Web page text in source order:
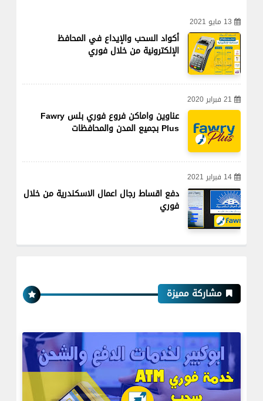
13 مايو 2021
أكواد السحب والإيداع في المحافظ
الإلكترونية من خلال فوري
21 فبراير 2020
عناوين واماكن فروع فوري بلس Fawry
Plus بجميع المدن والمحافظات
14 فبراير 2021
دفع اقساط رجال اعمال الاسكندرية من خلال
فوري
مشاركة مميزة